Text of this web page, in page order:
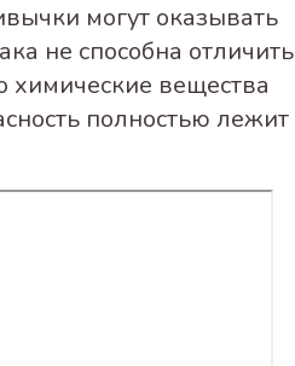
могут оказывать
не способна отличить
химические вещества
полностью лежит